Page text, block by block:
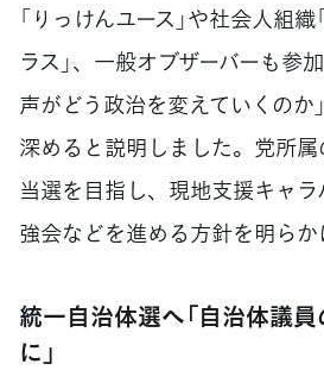
「りっけんユース」や社会人組
ラス」、一般オブザーバーも参
声がどう政治を変えていくのか
深めると説明しました。党所
当選を目指し、現地支援キャ
強会などを進める方針を明らか
統一自治体選へ「自治体議
に」